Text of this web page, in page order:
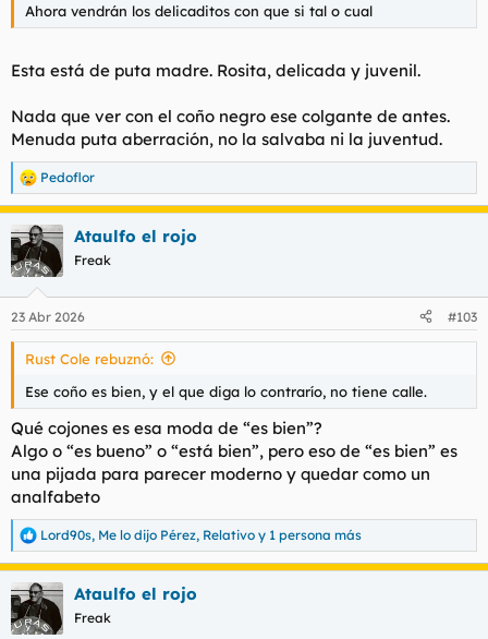
Ahora vendrán los delicaditos con que si tal o cual
Esta está de puta madre. Rosita, delicada y juvenil.
Nada que ver con el coño negro ese colgante de antes.
Menuda puta aberración, no la salvaba ni la juventud.
R
e
a
c
c
i
e
s
Pedoflor
Ataulfo el rojo
Freak
23 Abr 2026 #103
Rust Cole rebuznó:
Ese coño es bien, y el que diga lo contrarío, no tiene calle.
Qué cojones es esa moda de “es bien”?
Algo o “es bueno” o “está bien”, pero eso de “es bien” es
una pijada para parecer moderno y quedar como un
analfabeto
R
e
a
c
c
i
Lord90s, Me lo dijo Pérez, Relativo y 1 persona más
Ataulfo el rojo
Freak